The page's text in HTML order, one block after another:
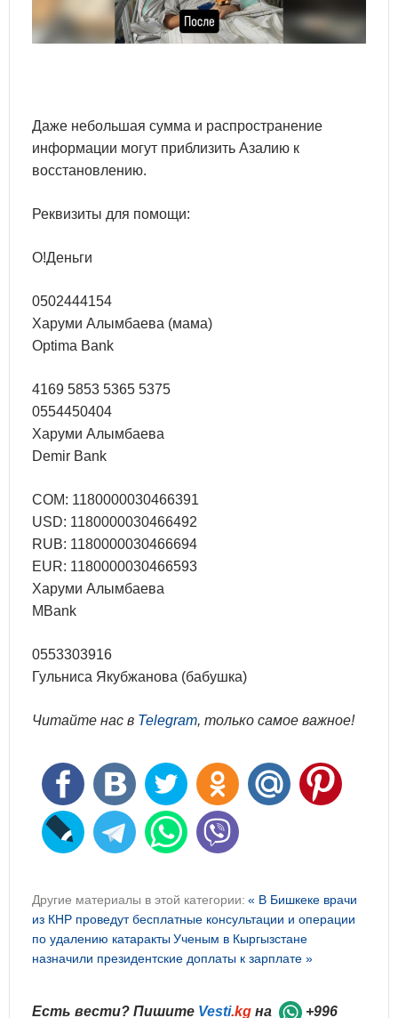
Даже небольшая сумма и распространение
информации могут приблизить Азалию к
восстановлению.
Реквизиты для помощи:
О!Деньги
0502444154
Харуми Алымбаева (мама)
Optima Bank
4169 5853 5365 5375
0554450404
Харуми Алымбаева
Demir Bank
СОМ: 1180000030466391
USD: 1180000030466492
RUB: 1180000030466694
EUR: 1180000030466593
Харуми Алымбаева
MBank
0553303916
Гульниса Якубжанова (бабушка)
Читайте нас в Telegram, только самое важное!
Другие материалы в этой категории: « В Бишкеке врачи
из КНР проведут бесплатные консультации и операции
по удалению катарактыУченым в Кыргызстане
назначили президентские доплаты к зарплате »
Есть вести? Пишите Vesti.kg на +996